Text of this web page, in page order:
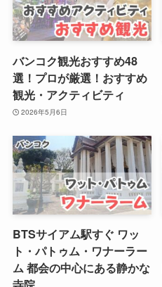
バンコク観光おすすめ48
選！プロが厳選！おすすめ
観光・アクティビティ
2026年5月6日
BTSサイアム駅すぐ ワッ
ト・パトゥム・ワナーラー
ム 都会の中心にある静かな